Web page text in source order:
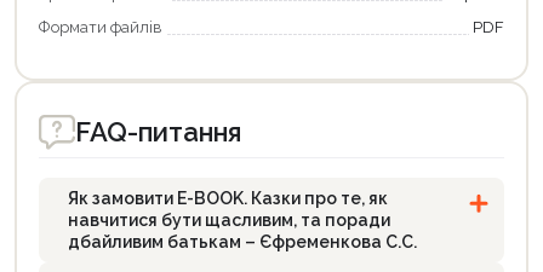
Формати файлiв
PDF
FAQ-питання
Як замовити E-BOOK. Казки про те, як
навчитися бути щасливим, та поради
дбайливим батькам – Єфременкова С.С.